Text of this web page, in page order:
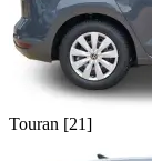
Touran [21]